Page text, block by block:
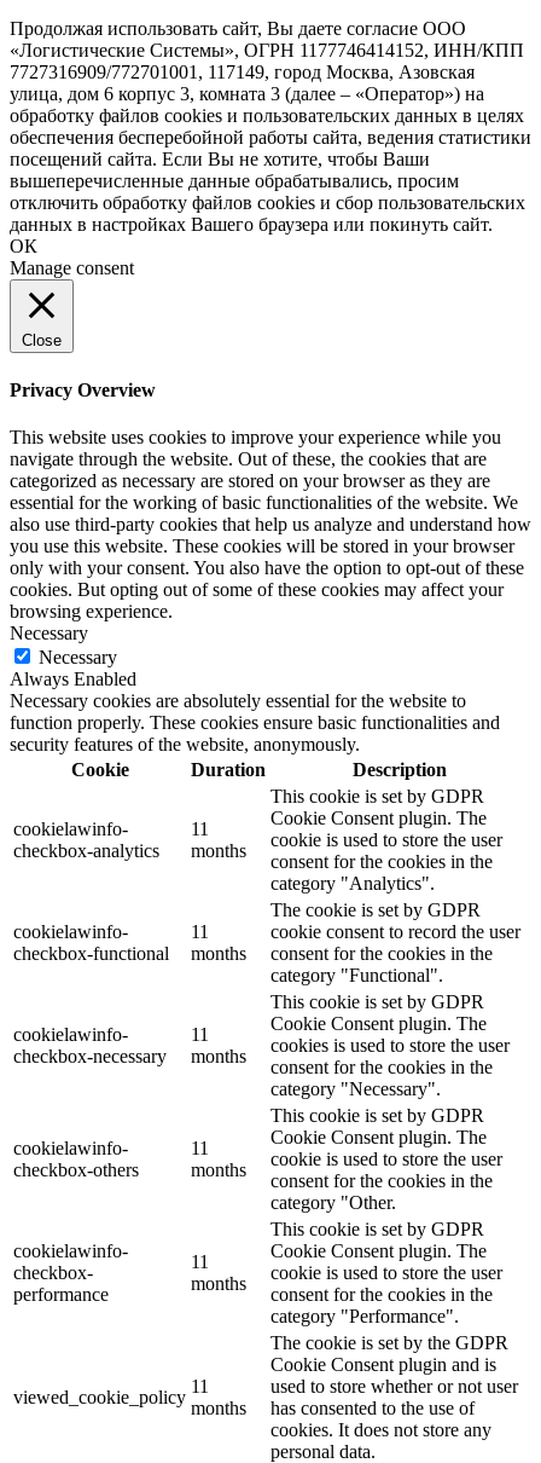
Продолжая использовать сайт, Вы даете согласие ООО
«Логистические Системы», ОГРН 1177746414152, ИНН/КПП
7727316909/772701001, 117149, город Москва, Азовская
улица, дом 6 корпус 3, комната 3 (далее – «Оператор») на
обработку файлов cookies и пользовательских данных в целях
обеспечения бесперебойной работы сайта, ведения статистики
посещений сайта. Если Вы не хотите, чтобы Ваши
вышеперечисленные данные обрабатывались, просим
отключить обработку файлов cookies и сбор пользовательских
данных в настройках Вашего браузера или покинуть сайт.
ОК
Manage consent
Close
Privacy Overview
This website uses cookies to improve your experience while you
navigate through the website. Out of these, the cookies that are
categorized as necessary are stored on your browser as they are
essential for the working of basic functionalities of the website. We
also use third-party cookies that help us analyze and understand how
you use this website. These cookies will be stored in your browser
only with your consent. You also have the option to opt-out of these
cookies. But opting out of some of these cookies may affect your
browsing experience.
Necessary
Necessary
Always Enabled
Necessary cookies are absolutely essential for the website to
function properly. These cookies ensure basic functionalities and
security features of the website, anonymously.
Cookie
Duration Description
cookielawinfo-
checkbox-analytics
11
months
This cookie is set by GDPR
Cookie Consent plugin. The
cookie is used to store the user
consent for the cookies in the
category "Analytics".
cookielawinfo-
checkbox-functional
11
months
The cookie is set by GDPR
cookie consent to record the user
consent for the cookies in the
category "Functional".
cookielawinfo-
checkbox-necessary
11
months
This cookie is set by GDPR
Cookie Consent plugin. The
cookies is used to store the user
consent for the cookies in the
category "Necessary".
cookielawinfo-
checkbox-others
11
months
This cookie is set by GDPR
Cookie Consent plugin. The
cookie is used to store the user
consent for the cookies in the
category "Other.
cookielawinfo-
checkbox-
performance
11
months
This cookie is set by GDPR
Cookie Consent plugin. The
cookie is used to store the user
consent for the cookies in the
category "Performance".
viewed_cookie_policy
11
months
The cookie is set by the GDPR
Cookie Consent plugin and is
used to store whether or not user
has consented to the use of
cookies. It does not store any
personal data.